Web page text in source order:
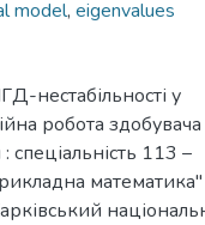
model, eigenvalues
нестабільності у
робота здобувача
спеціальність 113 –